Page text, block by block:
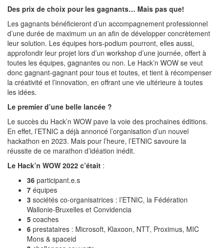
Des prix de choix pour les gagnants… Mais pas que!
Les gagnants bénéficieront d’un accompagnement professionnel
d’une durée de maximum un an afin de développer concrètement
leur solution. Les équipes hors-podium pourront, elles aussi,
approfondir leur projet lors d’un workshop d’une journée, offert à
toutes les équipes, gagnantes ou non. Le Hack’n WOW se veut
donc gagnant-gagnant pour tous et toutes, et tient à récompenser
la créativité et l’innovation, en offrant une vie ultérieure à toutes
les idées.
Le premier d’une belle lancée ?
Le succès du Hack’n WOW pave la voie des prochaines éditions.
En effet, l’ETNIC a déjà annoncé l’organisation d’un nouvel
hackathon en 2023. Mais pour l’heure, l’ETNIC savoure la
réussite de ce marathon d’idéation inédit.
Le Hack’n WOW 2022 c’était :
36 participant.e.s
7 équipes
3 sociétés co-organisatrices : l’ETNIC, la Fédération
Wallonie-Bruxelles et Convidencia
5 coaches
6 prestataires : Microsoft, Klaxoon, NTT, Proximus, MIC
Mons & spaceid